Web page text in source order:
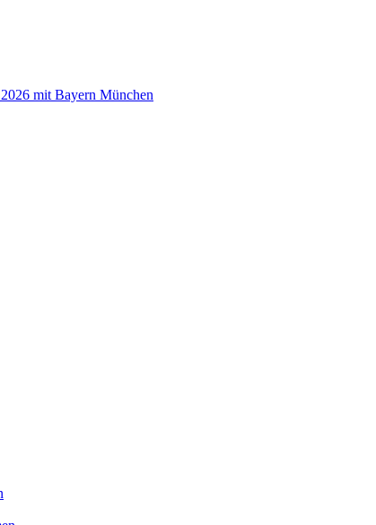
mit Bayern München